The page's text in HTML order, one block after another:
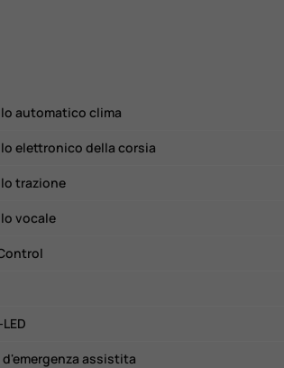
automatico clima
elettronico della corsia
trazione
vocale
d'emergenza assistita